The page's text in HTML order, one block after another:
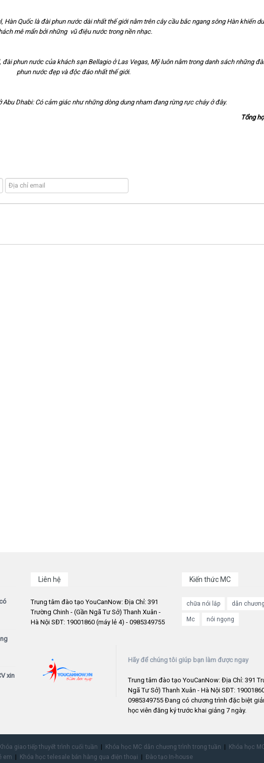
Hàn Quốc là đài phun nước dài nhất thế giới nằm trên cây cầu bắc ngang sông Hàn khiến du
mê mẩn bởi những vũ điệu nước trong nền nhạc.
phun nước của khách sạn Bellagio ở Las Vegas, Mỹ luôn nằm trong danh sách những đài
phun nước đẹp và độc đáo nhất thế giới.
Dhabi: Có cảm giác như những dòng dung nham đang rừng rực cháy ở đây.
Tổng
xin
Liên hệ
Trung tâm đào tạo YouCanNow: Địa Chỉ: 391
Trường Chinh - (Gần Ngã Tư Sở) Thanh Xuân -
Hà Nội SĐT: 19001860 (máy lẻ 4) - 0985349755
Kiến thức MC
chữa nói lắp dẫn
Mc nói ngọng
Hãy để chúng tôi giúp bạn làm được ngay
Trung tâm đào tạo YouCanNow: Địa Chỉ: 391
Ngã Tư Sở) Thanh Xuân - Hà Nội SĐT:
0985349755 Đang có chương trình đặc biệt
học viên đăng ký trước khai giảng 7 ngày.
giao tiếp thuyết trình cuối tuần Khóa học MC dẫn chương trình trong tuần Khóa học
em
Khóa học telesale bán hàng qua điện thoại Đào tạo In-house